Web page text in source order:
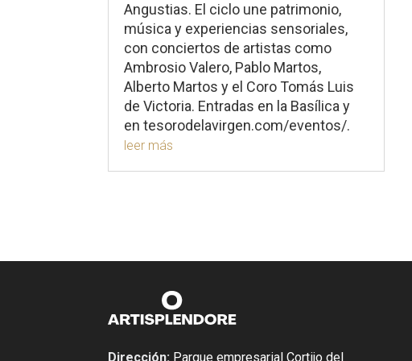
Angustias. El ciclo une patrimonio,
música y experiencias sensoriales,
con conciertos de artistas como
Ambrosio Valero, Pablo Martos,
Alberto Martos y el Coro Tomás Luis
de Victoria. Entradas en la Basílica y
en tesorodelavirgen.com/eventos/.
leer más
Dirección: Parque empresarial Cortijo del